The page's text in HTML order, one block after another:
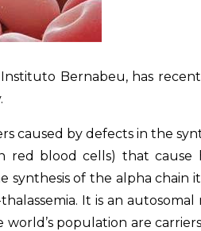
Bernabeu, has
caused by defects in the
red blood cells) that cause
of the alpha chain
It is an autosomal
population are